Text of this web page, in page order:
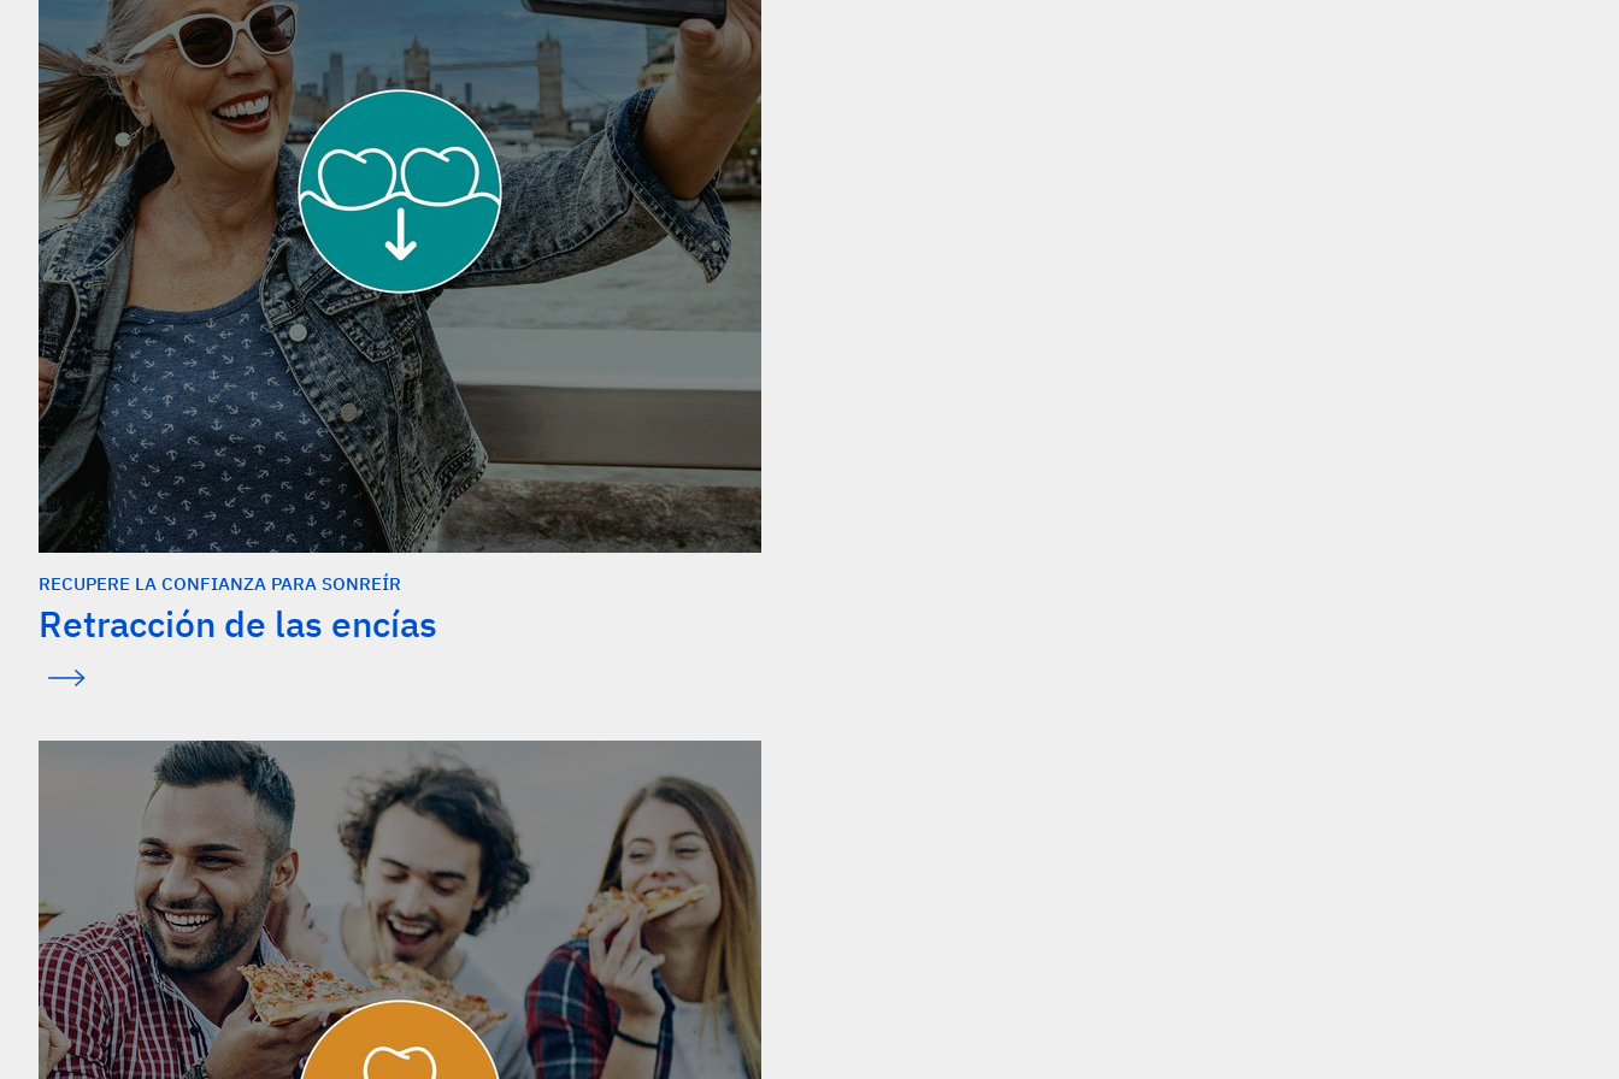
RECUPERE LA CONFIANZA PARA SONREÍR
Retracción de las encías